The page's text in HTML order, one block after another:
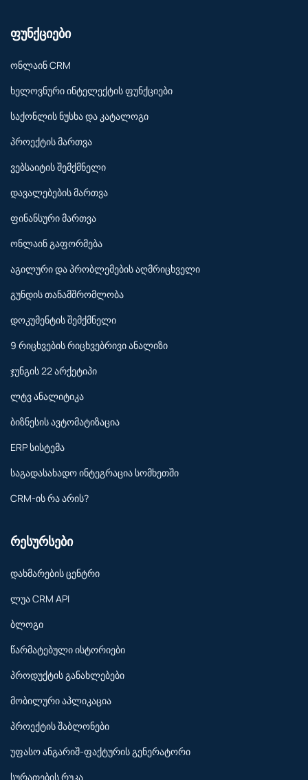
ფუნქციები
ონლაინ CRM
ხელოვნური ინტელექტის ფუნქციები
საქონლის ნუსხა და კატალოგი
პროექტის მართვა
ვებსაიტის შემქმნელი
დავალებების მართვა
ფინანსური მართვა
ონლაინ გაფორმება
აგილური და პრობლემების აღმრიცხველი
გუნდის თანამშრომლობა
დოკუმენტის შემქმნელი
9 რიცხვების რიცხვებრივი ანალიზი
ჯუნგის 22 არქეტიპი
ლტვ ანალიტიკა
ბიზნესის ავტომატიზაცია
ERP სისტემა
საგადასახადო ინტეგრაცია სომხეთში
CRM-ის რა არის?
რესურსები
დახმარების ცენტრი
ლუა CRM API
ბლოგი
წარმატებული ისტორიები
პროდუქტის განახლებები
მობილური აპლიკაცია
პროექტის შაბლონები
უფასო ანგარიშ-ფაქტურის გენერატორი
სურათების რუკა